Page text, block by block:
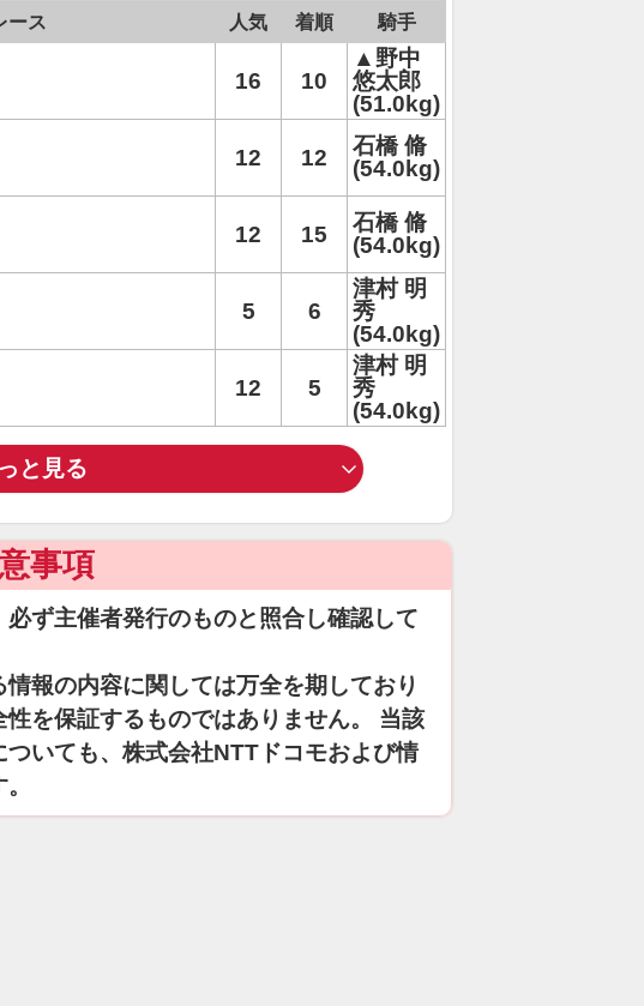
ース 人気 着順 騎手
16 10
▲野中
悠太郎
(51.0kg)
12 12
石橋 脩
(54.0kg)
12 15
石橋 脩
(54.0kg)
5 6
津村 明
秀
(54.0kg)
12 5
津村 明
秀
(54.0kg)
と見る
事項
ず主催者発行のものと照合し確認して
報の内容に関しては万全を期しており
を保証するものではありません。 当該
いても、株式会社NTTドコモおよび情